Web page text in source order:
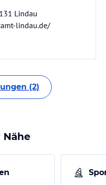
Lindau
lindau.de/
(2)